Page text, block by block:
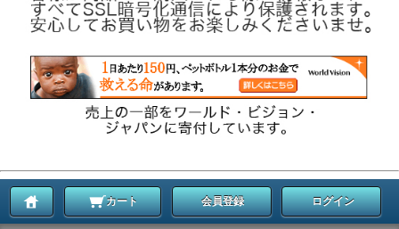
カート 会員登録 ログイン